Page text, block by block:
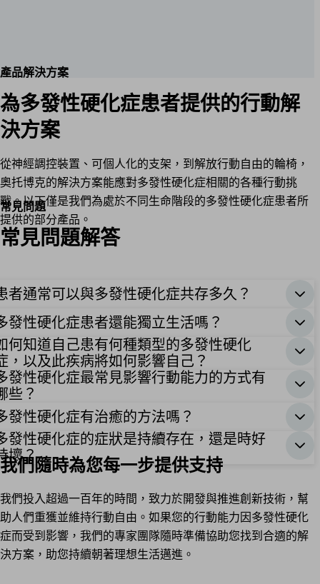
產品解決方案
為多發性硬化症患者提供的行動解
決方案
從神經調控裝置、可個人化的支架，到解放行動自由的輪椅，
奧托博克的解決方案能應對多發性硬化症相關的各種行動挑
戰。以下僅是我們為處於不同生命階段的多發性硬化症患者所
提供的部分產品。
常見問題
常見問題解答
者通常可以與多發性硬化症共存多久？
發性硬化症患者還能獨立生活嗎？
何知道自己患有何種類型的多發性硬化
，以及此疾病將如何影響自己？
發性硬化症最常見影響行動能力的方式有
些？
發性硬化症有治癒的方法嗎？
發性硬化症的症狀是持續存在，還是時好
壞？
我們隨時為您每一步提供支持
我們投入超過一百年的時間，致力於開發與推進創新技術，幫
助人們重獲並維持行動自由。如果您的行動能力因多發性硬化
症而受到影響，我們的專家團隊隨時準備協助您找到合適的解
決方案，助您持續朝著理想生活邁進。